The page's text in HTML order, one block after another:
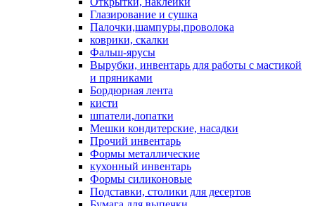
Глазирование и сушка
Палочки,шампуры,проволока
коврики, скалки
Фальш-ярусы
Вырубки, инвентарь для работы с мастикой
и пряниками
Бордюрная лента
кисти
шпатели,лопатки
Мешки кондитерские, насадки
Прочий инвентарь
Формы металлические
кухонный инвентарь
Формы силиконовые
Подставки, столики для десертов